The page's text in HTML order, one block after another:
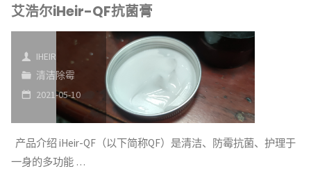
尔
iHeir-
艾浩尔iHeir-QF抗菌膏
IHEIR
清洁除霉
2021-05-10
产品介绍 iHeir-QF（以下简称QF）是清洁、防霉抗菌、护理于
一身的多功能 …